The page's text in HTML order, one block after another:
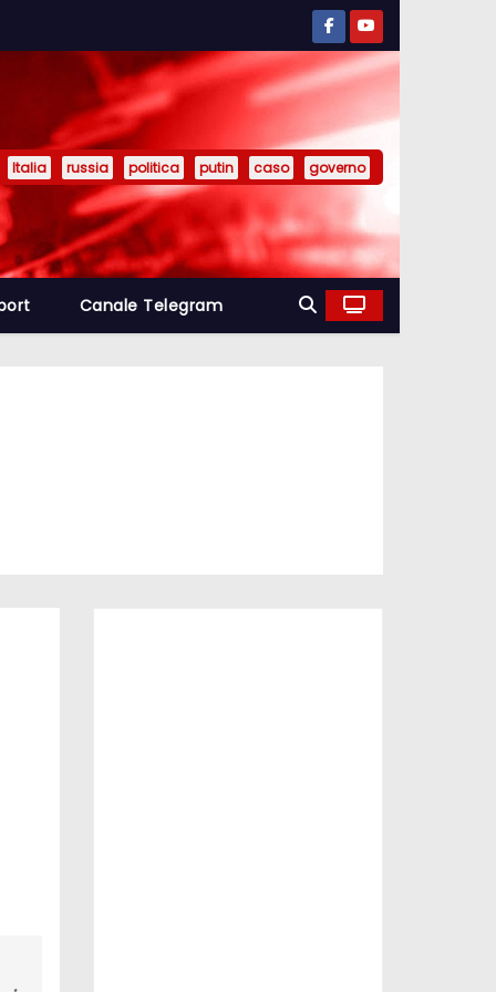
Italia russia politica putin caso governo
Canale Telegram